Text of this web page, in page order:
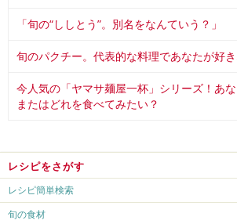
「旬の“ししとう”。別名をなんていう？」
旬のパクチー。代表的な料理であなたが好
今人気の「ヤマサ麺屋一杯」シリーズ！あ
またはどれを食べてみたい？
レシピをさがす
レシピ簡単検索
旬の食材